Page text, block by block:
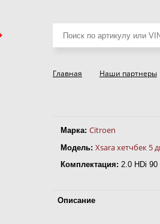
товаров
Главная Наши партнеры
Марка: Citroen
Модель: Xsara хетчбек 5
Комплектация: 2.0 HDi 90
Описание